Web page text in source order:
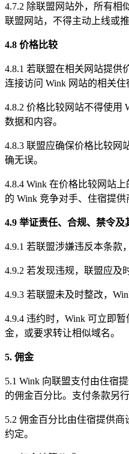
4.7.2 除联盟网站外，所有相
联盟网站，不得主动上线或推
4.8 价格比较
4.8.1 若联盟在相关网站提供
连接访问 Wink 网站的相关住
4.8.2 价格比较网站不得使用
数据和内容。
4.8.3 联盟应确保价格比较网
确无误。
4.8.4 Wink 在价格比较网站
的 Wink 竞争对手、住宿提供
4.9 举证责任、合规、禁令及
4.9.1 若联盟涉嫌违反本条款
4.9.2 若发现违规，联盟应及
4.9.3 若联盟未及时整改，
4.9.4 违约时，Wink 可立即
金，或要求转让相似域名。
5. 佣金
5.1 Wink 向联盟支付由住宿
的佣金百分比。支付条款另行
5.2 佣金百分比由住宿提供
约定。